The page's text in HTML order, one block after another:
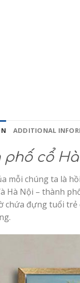
ADDITIONAL
phố cổ
mỗi chúng ta là
Hà Nội – thành
chứa đựng tuổi